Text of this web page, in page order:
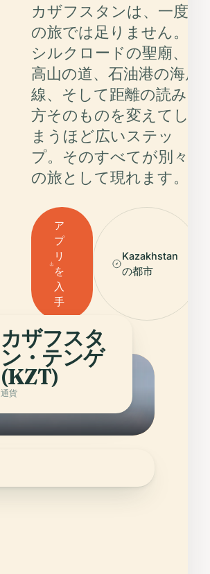
カザフスタンは、一度
の旅では足りません。
シルクロードの聖廟、
高山の道、石油港の海岸
線、そして距離の読み
方そのものを変えてし
まうほど広いステッ
プ。そのすべてが別々
の旅として現れます。
ア
プ
リ
を
入
手
Kazakhstan
の都市
カザフスタ
ン・テンゲ
(KZT)
通貨